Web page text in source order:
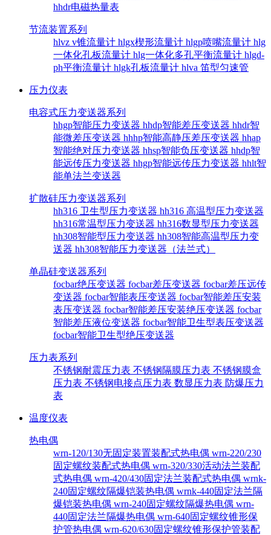
hhdr电磁热量表
节流装置系列
hlvz v锥流量计 hlgx楔形流量计 hlgp喷嘴流量计 hlg
一体化孔板流量计 hlg一体化多孔平衡流量计 hlgd-
ph平衡流量计 hlgk孔板流量计 hlva 笛型匀速管
压力仪表
电容式压力变送器系列
hhgp智能压力变送器 hhdp智能差压变送器 hhdr智
能微差压变送器 hhhp智能高静压差压变送器 hhap
智能绝对压力变送器 hhsp智能负压变送器 hhdp智
能远传压力变送器 hhgp智能远传压力变送器 hhlt智
能单法兰变送器
扩散硅压力变送器系列
hh316 卫生型压力变送器 hh316 高温型压力变送器
hh316常温型压力变送器 hh316数显型压力变送器
hh308智能型压力变送器 hh308智能高温型压力变
送器 hh308智能压力变送器（法兰式）
单晶硅变送器系列
focbar绝压变送器 focbar差压变送器 focbar差压远传
变送器 focbar智能表压变送器 focbar智能差压安装
表压变送器 focbar智能差压安装绝压变送器 focbar
智能差压液位变送器 focbar智能卫生型表压变送器
focbar智能卫生型绝压变送器
压力表系列
不锈钢耐震压力表 不锈钢隔膜压力表 不锈钢膜盒
压力表 不锈钢电接点压力表 数显压力表 防爆压力
表
温度仪表
热电偶
wrn-120/130无固定装置装配式热电偶 wrn-220/230
固定螺纹装配式热电偶 wrn-320/330活动法兰装配
式热电偶 wrn-420/430固定法兰装配式热电偶 wrnk-
240固定螺纹隔爆铠装热电偶 wrnk-440固定法兰隔
爆铠装热电偶 wrn-240固定螺纹隔爆热电偶 wrn-
440固定法兰隔爆热电偶 wrn-640固定螺纹锥形保
护管热电偶 wrn-620/630固定螺纹锥形保护管装配